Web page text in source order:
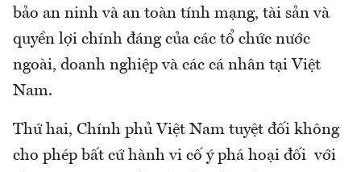
bảo an ninh và an toàn tính mạng, tài sản và
quyền lợi chính đáng của các tổ chức nước
ngoài, doanh nghiệp và các cá nhân tại Việt
Nam.
Thứ hai, Chính phủ Việt Nam tuyệt đối không
cho phép bất cứ hành vi cố ý phá hoại đối với